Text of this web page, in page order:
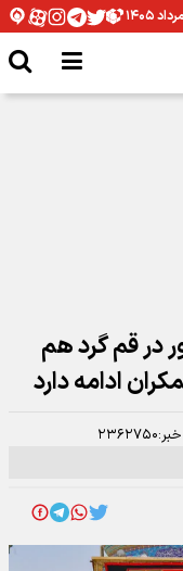
در قم گرد هم
ادامه دارد
۲۳۶۲۷۵۰